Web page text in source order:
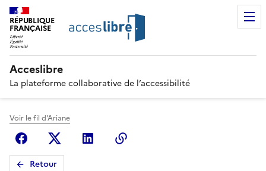
RÉPUBLIQUE
FRANÇAISE
Acceslibre
La plateforme collaborative de l’accessibilité
Voir le fil d'Ariane
FacebookX (anciennement Twitter)
Linkedin
Retour